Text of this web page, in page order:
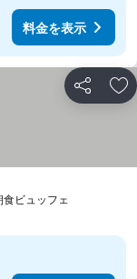
料金を表示
シェア お
ビュッフェ